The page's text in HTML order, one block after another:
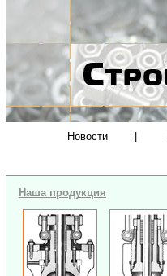
Новости
Наша продукция